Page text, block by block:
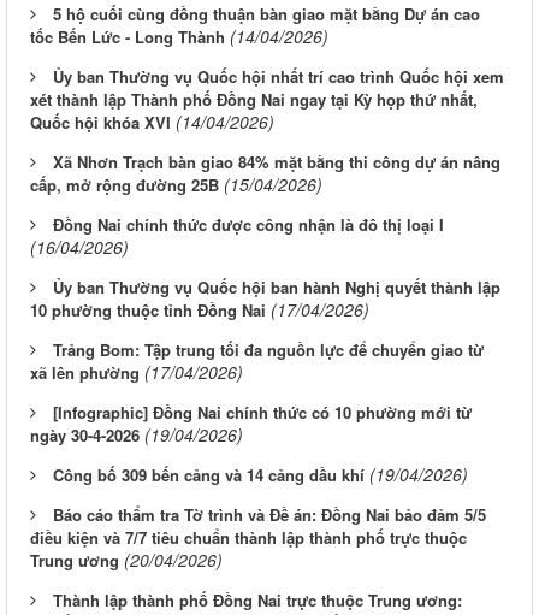
5 hộ cuối cùng đồng thuận bàn giao mặt bằng Dự án cao
tốc Bến Lức - Long Thành (14/04/2026)
Ủy ban Thường vụ Quốc hội nhất trí cao trình Quốc hội xem
xét thành lập Thành phố Đồng Nai ngay tại Kỳ họp thứ nhất,
Quốc hội khóa XVI (14/04/2026)
Xã Nhơn Trạch bàn giao 84% mặt bằng thi công dự án nâng
cấp, mở rộng đường 25B (15/04/2026)
Đồng Nai chính thức được công nhận là đô thị loại I
(16/04/2026)
Ủy ban Thường vụ Quốc hội ban hành Nghị quyết thành lập
10 phường thuộc tỉnh Đồng Nai (17/04/2026)
Trảng Bom: Tập trung tối đa nguồn lực để chuyển giao từ
xã lên phường (17/04/2026)
[Infographic] Đồng Nai chính thức có 10 phường mới từ
ngày 30-4-2026 (19/04/2026)
Công bố 309 bến cảng và 14 cảng dầu khí (19/04/2026)
Báo cáo thẩm tra Tờ trình và Đề án: Đồng Nai bảo đảm 5/5
điều kiện và 7/7 tiêu chuẩn thành lập thành phố trực thuộc
Trung ương (20/04/2026)
Thành lập thành phố Đồng Nai trực thuộc Trung ương: